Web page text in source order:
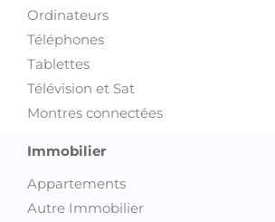
Ordinateurs
Téléphones
Tablettes
Télévision et Sat
Montres connectées
Immobilier
Appartements
Autre Immobilier